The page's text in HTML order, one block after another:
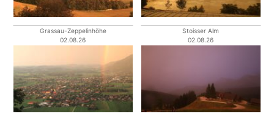
Grassau-Zeppelinhöhe
02.08.26
Stoisser Alm
02.08.26